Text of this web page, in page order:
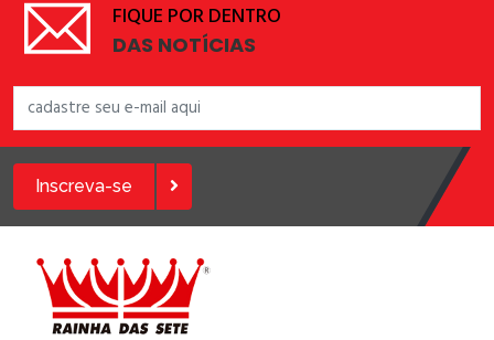
FIQUE POR DENTRO
DAS NOTÍCIAS
Inscreva-se